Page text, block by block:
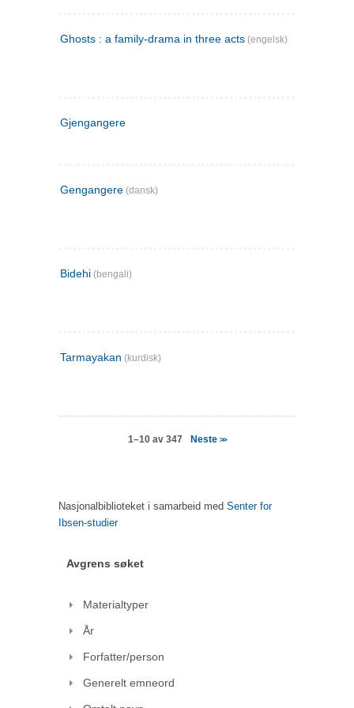
Ghosts : a family-drama in three acts (engelsk)
Gjengangere
Gengangere (dansk)
Bidehi (bengali)
Tarmayakan (kurdisk)
1–10 av 347 Neste >>
Nasjonalbiblioteket i samarbeid med Senter for
Ibsen-studier
Avgrens søket
Materialtyper
År
Forfatter/person
Generelt emneord